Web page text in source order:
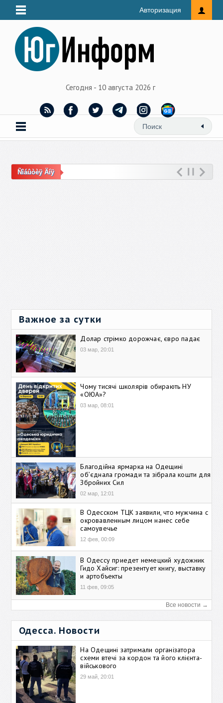
Авторизация
Сегодня - 10 августа 2026 г
Ñîáûòèÿ Äíÿ
Важное за сутки
Долар стрімко дорожчає, євро падає
03 мар, 20:01
Чому тисячі школярів обирають НУ
«ОЮА»?
03 мар, 08:01
Благодійна ярмарка на Одещині
об’єднала громади та зібрала кошти для
Збройних Сил
02 мар, 12:01
В Одесском ТЦК заявили, что мужчина с
окровавленным лицом нанес себе
самоувечье
12 фев, 00:09
В Одессу приедет немецкий художник
Гидо Хайсиг: презентует книгу, выставку
и артобъекты
11 фев, 09:05
Все новости →
Одесса. Новости
На Одещині затримали організатора
схеми втечі за кордон та його клієнта-
військового
29 май, 20:01